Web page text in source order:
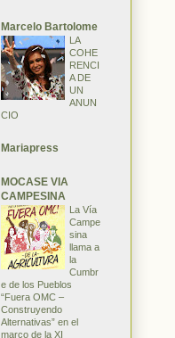
Marcelo Bartolome
LA
COHE
RENCI
A DE
UN
ANUN
CIO
Mariapress
MOCASE VIA
CAMPESINA
La Vía
Campe
sina
llama a
la
Cumbr
e de los Pueblos
“Fuera OMC –
Construyendo
Alternativas” en el
marco de la XI